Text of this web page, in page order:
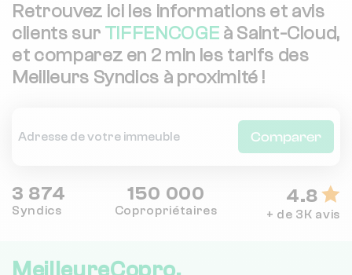
Retrouvez ici les informations et avis
clients sur TIFFENCOGE à Saint-Cloud,
et comparez en 2 min les tarifs des
Meilleurs Syndics à proximité !
Comparer
3 874
Syndics
150 000
Copropriétaires
4.8
+ de 3K avis